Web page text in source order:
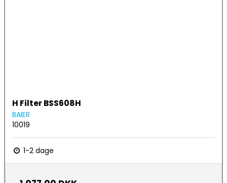
H Filter BSS608H
BAIER
10019
1-2 dage